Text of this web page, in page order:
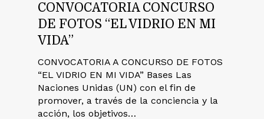
CONVOCATORIA CONCURSO
DE FOTOS “EL VIDRIO EN MI
VIDA”
CONVOCATORIA A CONCURSO DE FOTOS
“EL VIDRIO EN MI VIDA” Bases Las
Naciones Unidas (UN) con el fin de
promover, a través de la conciencia y la
acción, los objetivos…